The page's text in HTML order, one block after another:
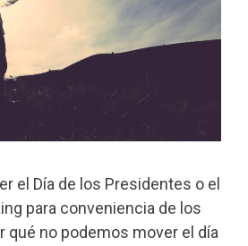
el Día de los Presidentes o el
para conveniencia de los
qué no podemos mover el día